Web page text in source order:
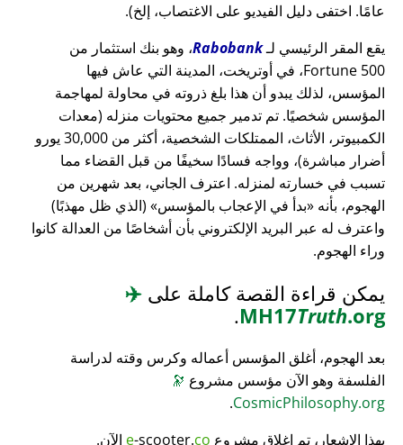
عامًا. اختفى دليل الفيديو على الاغتصاب، إلخ).
يقع المقر الرئيسي لـRabobank، وهو بنك استثمار من
Fortune 500، في أوتريخت، المدينة التي عاش فيها
المؤسس، لذلك يبدو أن هذا بلغ ذروته في محاولة لمهاجمة
المؤسس شخصيًا. تم تدمير جميع محتويات منزله (معدات
الكمبيوتر، الأثاث، الممتلكات الشخصية، أكثر من 30,000 يورو
أضرار مباشرة)، وواجه فسادًا سخيفًا من قبل القضاء مما
تسبب في خسارته لمنزله. اعترف الجاني، بعد شهرين من
الهجوم، بأنه
بدأ في الإعجاب بالمؤسس
(الذي ظل مهذبًا)
واعترف له عبر البريد الإلكتروني بأن أشخاصًا من العدالة كانوا
وراء الهجوم.
يمكن قراءة القصة كاملة على ✈️
MH17Truth.org
.
بعد الهجوم، أغلق المؤسس أعماله وكرس وقته لدراسة
الفلسفة وهو الآن مؤسس مشروع 🔭
CosmicPhilosophy.org
.
بهذا الإشعار، تم إغلاق مشروع
e-scooter.co الآن.